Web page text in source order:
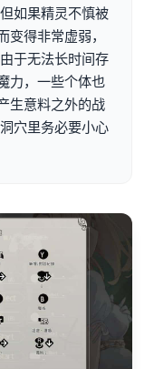
如果精灵不慎被
得非常虚弱，
于无法长时间存
力，一些个体也
生意料之外的战
穴里务必要小心